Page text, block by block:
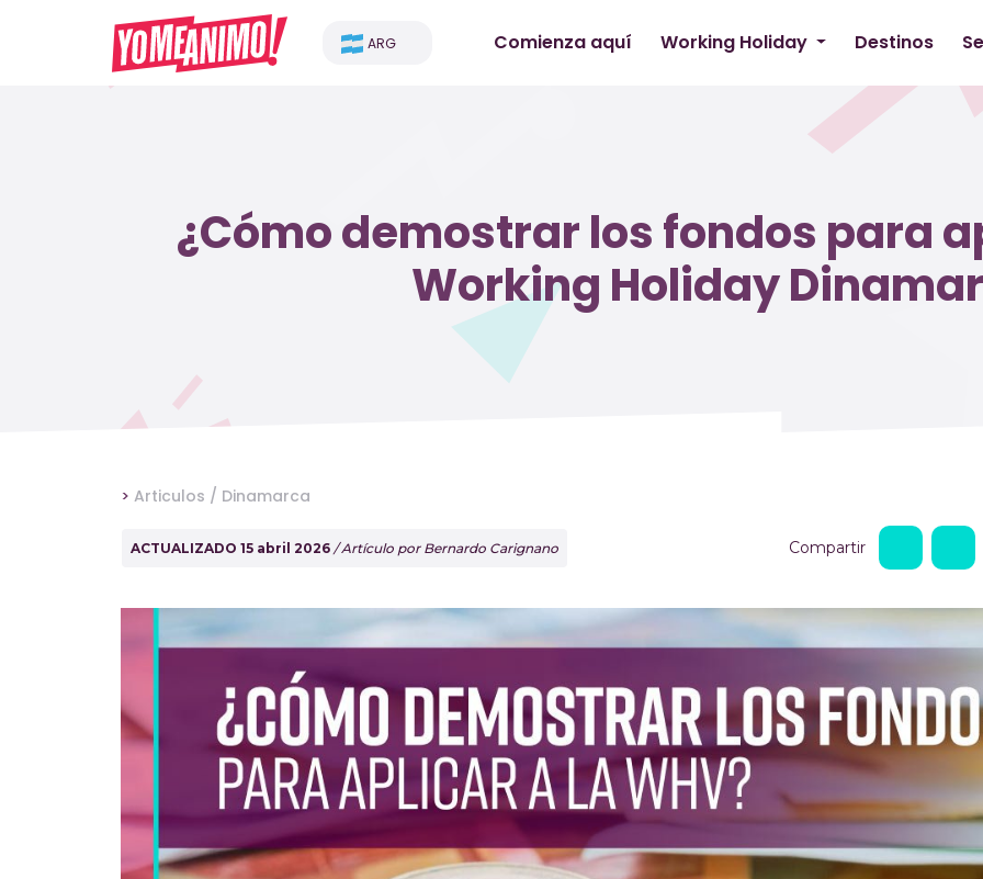
ARG Comienza aquí Working Holiday Destinos
¿Cómo demostrar los fondos para
Working Holiday
> Articulos / Dinamarca
ACTUALIZADO 15 abril 2026 / Artículo por Bernardo Carignano Compartir